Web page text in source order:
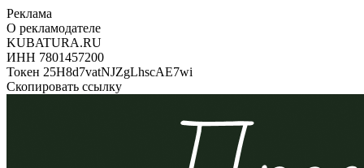
Реклама
О рекламодателе
KUBATURA.RU
ИНН 7801457200
Токен 25H8d7vatNJZgLhscAE7wi
Скопировать ссылку